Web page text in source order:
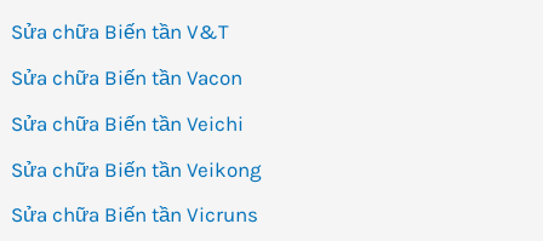
Sửa chữa Biến tần V&T
Sửa chữa Biến tần Vacon
Sửa chữa Biến tần Veichi
Sửa chữa Biến tần Veikong
Sửa chữa Biến tần Vicruns